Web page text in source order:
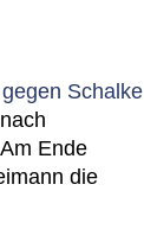
Schalke
Ende
die